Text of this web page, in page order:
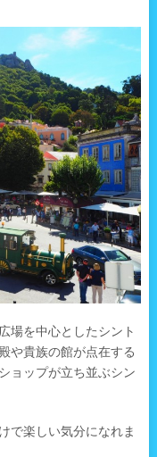
場を中心としたシント
や貴族の館が点在する
ョップが立ち並ぶシン
で楽しい気分になれま